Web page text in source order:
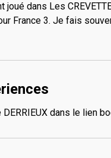
joué dans Les
France 3. Je fais
DERRIEUX dans le lien